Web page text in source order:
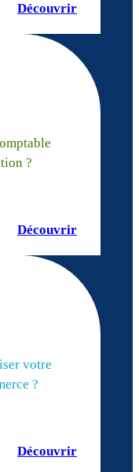
Découvrir
?
Découvrir
votre
?
Découvrir